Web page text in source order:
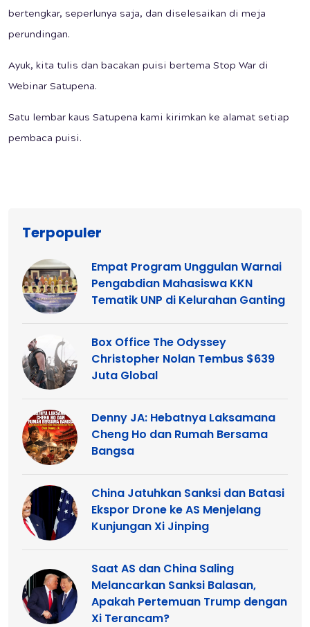
bertengkar, seperlunya saja, dan diselesaikan di meja
perundingan.
Ayuk, kita tulis dan bacakan puisi bertema Stop War di
Webinar Satupena.
Satu lembar kaus Satupena kami kirimkan ke alamat setiap
pembaca puisi.
Terpopuler
Empat Program Unggulan Warnai
Pengabdian Mahasiswa KKN
Tematik UNP di Kelurahan Ganting
Box Office The Odyssey
Christopher Nolan Tembus $639
Juta Global
Denny JA: Hebatnya Laksamana
Cheng Ho dan Rumah Bersama
Bangsa
China Jatuhkan Sanksi dan Batasi
Ekspor Drone ke AS Menjelang
Kunjungan Xi Jinping
Saat AS dan China Saling
Melancarkan Sanksi Balasan,
Apakah Pertemuan Trump dengan
Xi Terancam?